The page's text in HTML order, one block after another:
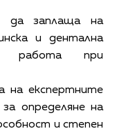
да заплаща на
и дентална
работа при
на експертните
определяне на
и степен